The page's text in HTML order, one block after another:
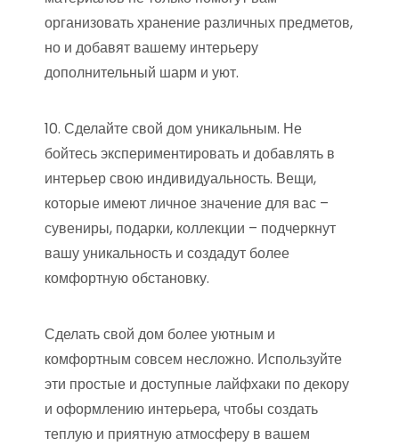
организовать хранение различных предметов,
но и добавят вашему интерьеру
дополнительный шарм и уют.
10. Сделайте свой дом уникальным. Не
бойтесь экспериментировать и добавлять в
интерьер свою индивидуальность. Вещи,
которые имеют личное значение для вас –
сувениры, подарки, коллекции – подчеркнут
вашу уникальность и создадут более
комфортную обстановку.
Сделать свой дом более уютным и
комфортным совсем несложно. Используйте
эти простые и доступные лайфхаки по декору
и оформлению интерьера, чтобы создать
теплую и приятную атмосферу в вашем